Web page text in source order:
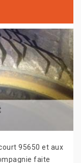
95650 et aux
faite